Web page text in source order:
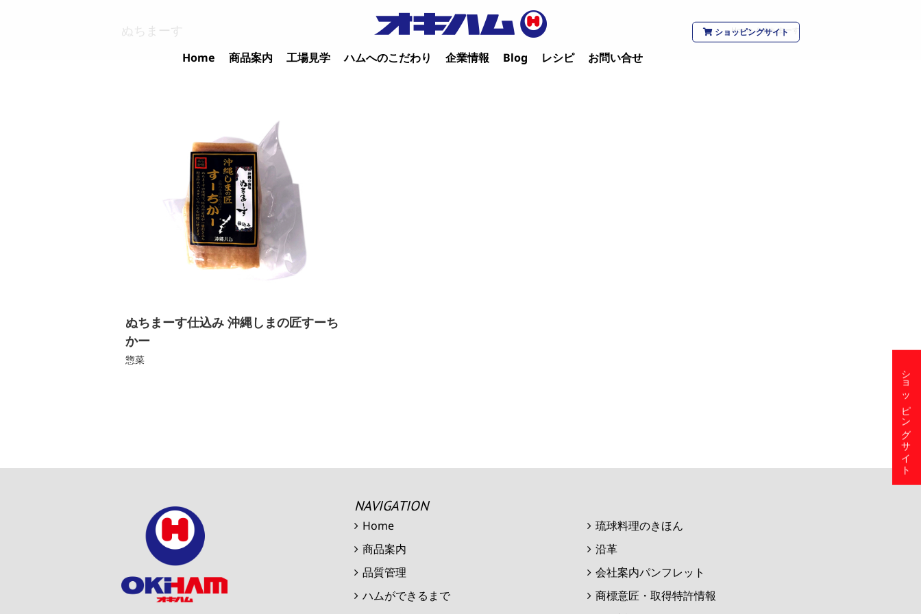
ショッピングサイト
Home 商品案内 工場見学 ハムへのこだわり 企業情報 Blog レシピ お問い合せ
ぬちまーす Home / ぬちまーす
ぬちまーす仕込み 沖縄しまの匠すーち
かー
惣菜
NAVIGATION
Home
商品案内
品質管理
ハムができるまで
琉球料理のきほん
沿革
会社案内パンフレット
商標意匠・取得特許情報
ショッピングサイト